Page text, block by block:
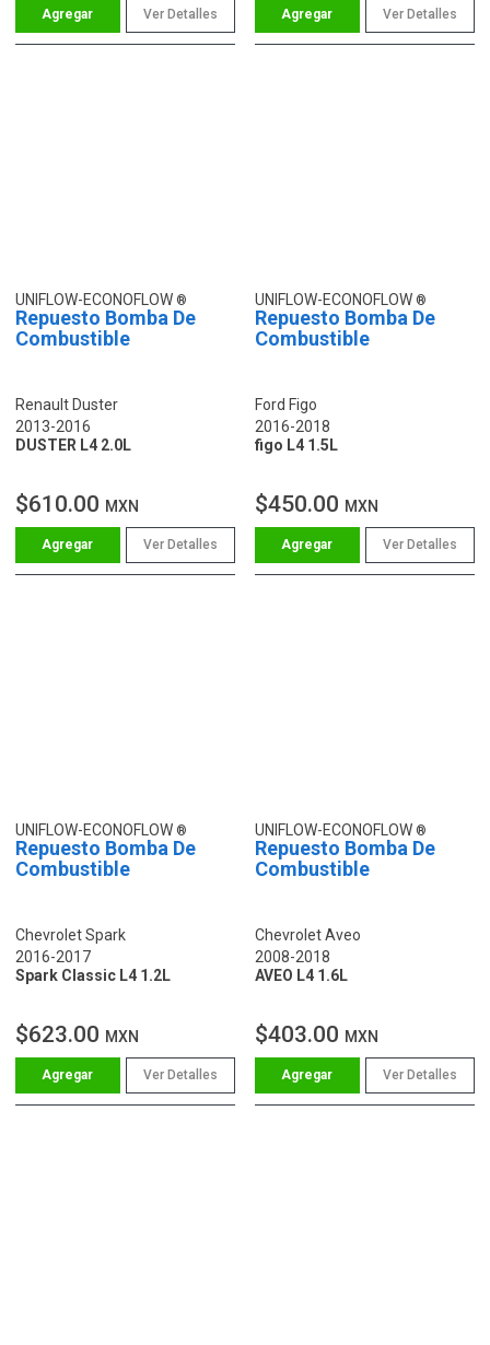
Ver Detalles Ver Detalles
UNIFLOW-ECONOFLOW
Repuesto Bomba De
Combustible
Renault Duster
2013-2016
DUSTER L4 2.0L
$610.00 MXN
Ver Detalles
UNIFLOW-ECONOFLOW
Repuesto Bomba De
Combustible
Ford Figo
2016-2018
figo L4 1.5L
$450.00 MXN
Ver Detalles
UNIFLOW-ECONOFLOW
Repuesto Bomba De
Combustible
Chevrolet Spark
2016-2017
Spark Classic L4 1.2L
$623.00 MXN
Ver Detalles
UNIFLOW-ECONOFLOW
Repuesto Bomba De
Combustible
Chevrolet Aveo
2008-2018
AVEO L4 1.6L
$403.00 MXN
Ver Detalles